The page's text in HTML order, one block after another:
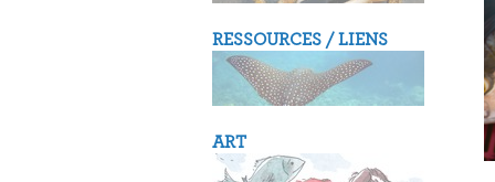
RESSOURCES / LIENS
ART